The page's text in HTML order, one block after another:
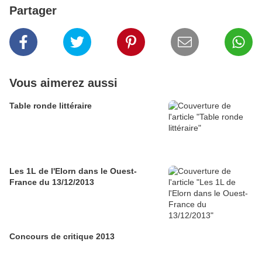
Partager
Vous aimerez aussi
Table ronde littéraire
Les 1L de l'Elorn dans le Ouest-
France du 13/12/2013
Concours de critique 2013